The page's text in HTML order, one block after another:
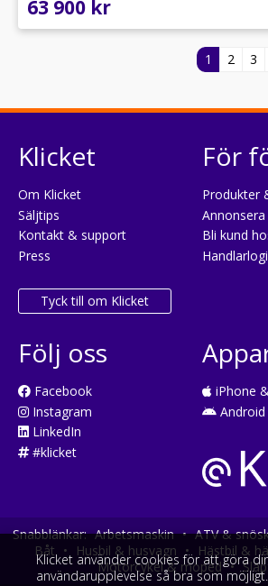
63 900 kr
1 2 3
Klicket
Om Klicket
Säljtips
Kontakt & support
Press
Tyck till om Klicket
För
Produkter
Annonsera
Bli kund
Följ oss
Facebook
Instagram
LinkedIn
#klicket
iPhone
Snabblänkar: Arbetsmaskin • ATV &
Båt • Husbil & husvagn • Hästbil &
Motorcykel & moped •
Klicket använder cookies för att göra
användarupplevelse så bra som